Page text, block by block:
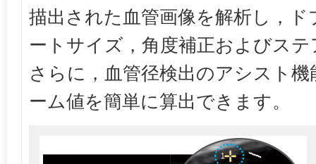
描出された血管画像を解析し，
ートサイズ，角度補正およびス
さらに，血管径検出のアシスト
ーム値を簡単に算出できます。